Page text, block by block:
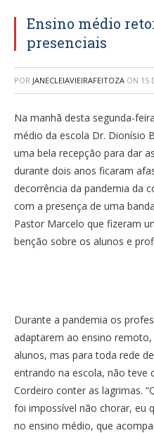
Ensino médio
presenciais
POR JANECLEIAVIEIRAFEITOZA ON 15
Na manhã desta segunda-
médio da escola Dr. Dionísio
uma bela recepção para dar
durante dois anos ficaram
decorrência da pandemia da
com a presença de uma
Pastor Marcelo que fizeram
benção sobre os alunos e
Durante a pandemia os
adaptarem ao ensino
alunos, mas para toda rede
entrando na escola, não teve
Cordeiro conter as lagrimas.
foi impossível não chorar, eu
no ensino médio, que